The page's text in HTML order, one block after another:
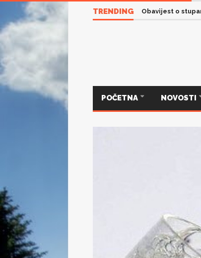
TRENDING Obavijest o
POČETNA NOVOSTI